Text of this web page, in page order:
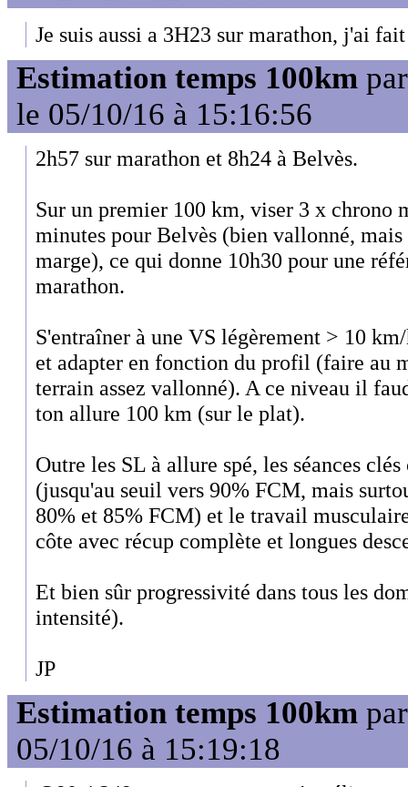
Je suis aussi a 3H23 sur marathon, j'ai
Estimation temps 100km
le 05/10/16 à 15:16:56
2h57 sur marathon et 8h24 à Belvès.
Sur un premier 100 km, viser 3 x chrono
minutes pour Belvès (bien vallonné,
marge), ce qui donne 10h30 pour une
marathon.
S'entraîner à une VS légèrement > 10
et adapter en fonction du profil (faire au
terrain assez vallonné). A ce niveau il
ton allure 100 km (sur le plat).
Outre les SL à allure spé, les séances
(jusqu'au seuil vers 90% FCM, mais
80% et 85% FCM) et le travail
côte avec récup complète et longues
Et bien sûr progressivité dans tous les
intensité).
JP
Estimation temps 100km
05/10/16 à 15:19:18